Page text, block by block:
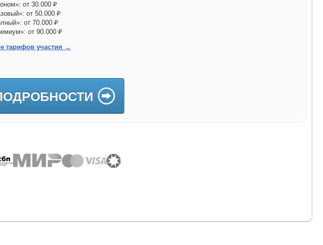
от 30.000 ₽
от 50.000 ₽
от 70.000 ₽
от 90.000 ₽
тарифов участия →